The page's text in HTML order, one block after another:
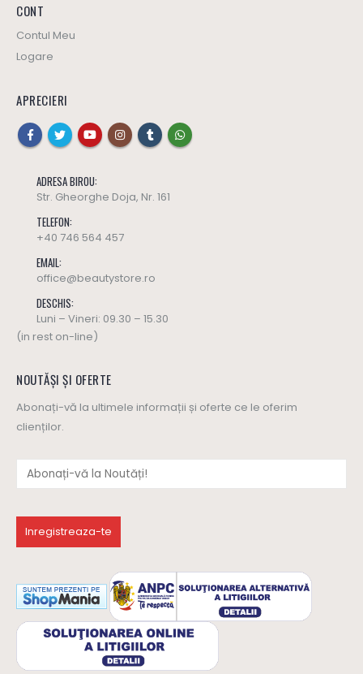
CONT
Contul Meu
Logare
APRECIERI
ADRESA BIROU:
Str. Gheorghe Doja, Nr. 161
TELEFON:
+40 746 564 457
EMAIL:
office@beautystore.ro
DESCHIS:
Luni – Vineri: 09.30 – 15.30
(in rest on-line)
NOUTĂȘI ȘI OFERTE
Abonați-vă la ultimele informații și oferte ce le oferim
clienților.